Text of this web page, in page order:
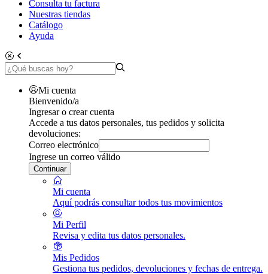
Consulta tu factura
Nuestras tiendas
Catálogo
Ayuda
Mi cuenta
Bienvenido/a
Ingresar o crear cuenta
Accede a tus datos personales, tus pedidos y solicita
devoluciones:
Correo electrónico
Ingrese un correo válido
Continuar
Mi cuenta
Aquí podrás consultar todos tus movimientos
Mi Perfil
Revisa y edita tus datos personales.
Mis Pedidos
Gestiona tus pedidos, devoluciones y fechas de entrega.